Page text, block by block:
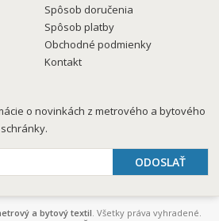
Spôsob doručenia
Spôsob platby
Obchodné podmienky
Kontakt
o novinkách z metrového a bytového
a bytový textil. Všetky práva vyhradené.